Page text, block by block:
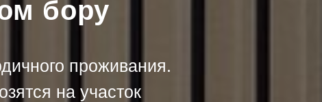
бору
проживания.
на участок